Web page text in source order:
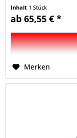
Inhalt 1 Stück
ab 65,55 € *
Merken